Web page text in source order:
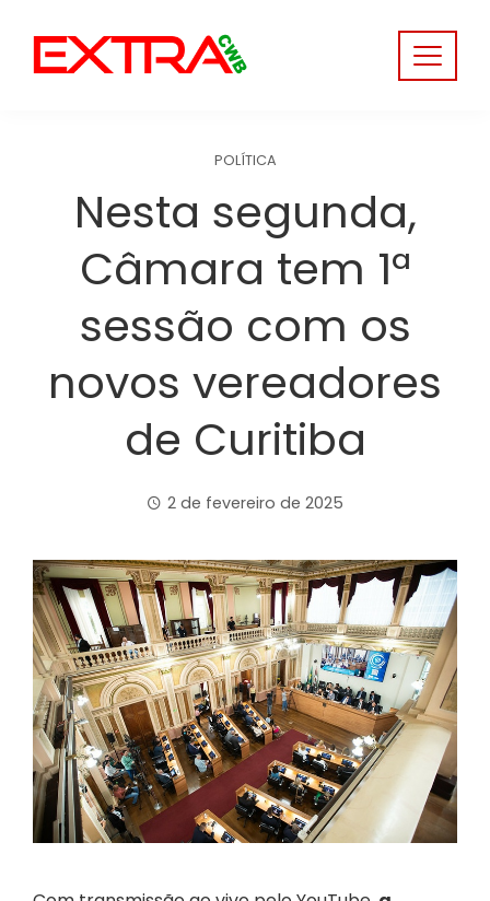
content
POLÍTICA
Nesta segunda,
Câmara tem 1ª
sessão com os
novos vereadores
de Curitiba
2 de fevereiro de 2025